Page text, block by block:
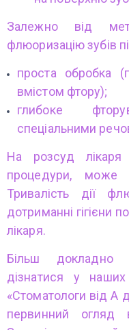
Залежно від
флюоризацію зубів
проста обробка
вмістом фтору);
глибоке
спеціальними
На розсуд
процедури, може
Тривалість дії
дотриманні гігієни
лікаря.
Більш докладно
дізнатися у
«Стоматологи від А
первинний огляд